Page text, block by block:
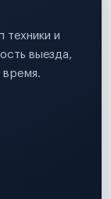
техники и
выезда,
время.